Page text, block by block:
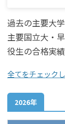
過去の主要大
主要国立大・
役生の合格実
全てをチェック
2026年